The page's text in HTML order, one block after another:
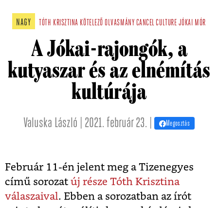
NAGY TÓTH KRISZTINA KÖTELEZŐ OLVASMÁNY CANCEL CULTURE JÓKAI MÓR
A Jókai-rajongók, a
kutyaszar és az elnémítás
kultúrája
Valuska László | 2021. február 23. | Megosztás
Február 11-én jelent meg a Tizenegyes
című sorozat új része Tóth Krisztina
válaszaival. Ebben a sorozatban az írót